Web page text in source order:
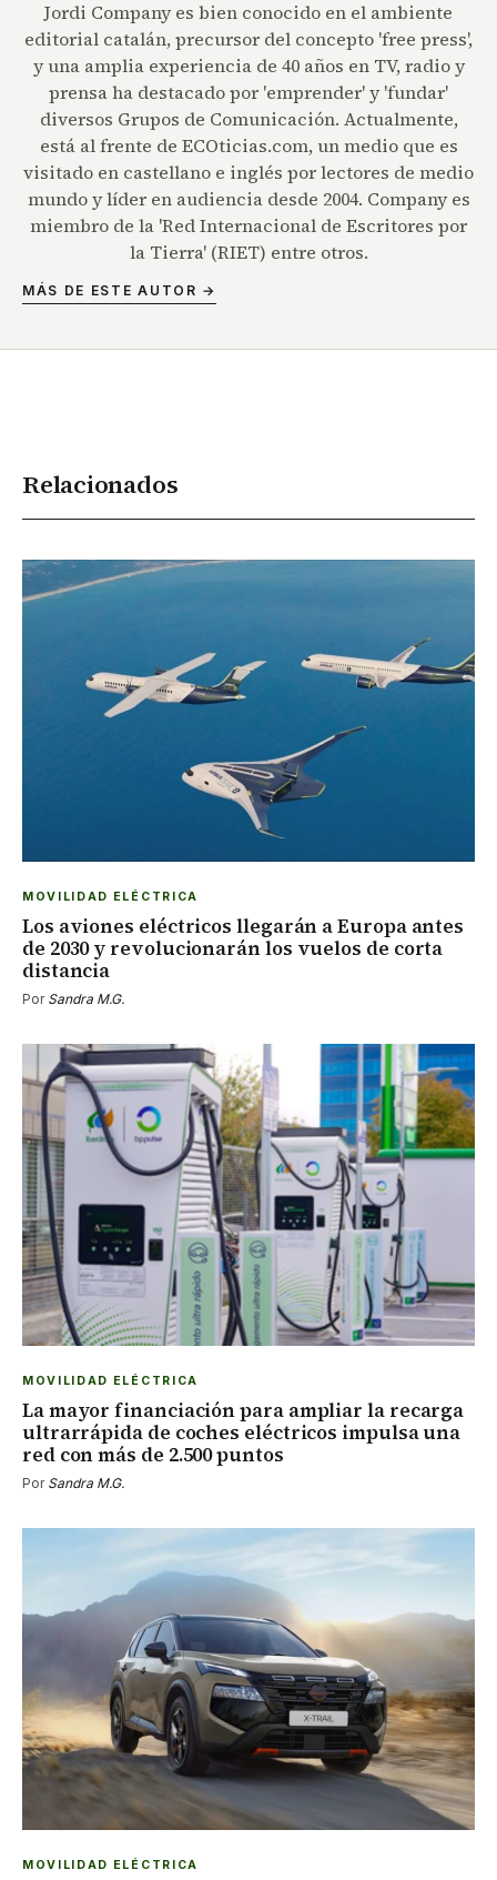
Jordi Company es bien conocido en el ambiente
editorial catalán, precursor del concepto 'free press',
y una amplia experiencia de 40 años en TV, radio y
prensa ha destacado por 'emprender' y 'fundar'
diversos Grupos de Comunicación. Actualmente,
está al frente de ECOticias.com, un medio que es
visitado en castellano e inglés por lectores de medio
mundo y líder en audiencia desde 2004. Company es
miembro de la 'Red Internacional de Escritores por
la Tierra' (RIET) entre otros.
MÁS DE ESTE AUTOR →
Relacionados
MOVILIDAD ELÉCTRICA
Los aviones eléctricos llegarán a Europa antes
de 2030 y revolucionarán los vuelos de corta
distancia
Por Sandra M.G.
MOVILIDAD ELÉCTRICA
La mayor financiación para ampliar la recarga
ultrarrápida de coches eléctricos impulsa una
red con más de 2.500 puntos
Por Sandra M.G.
MOVILIDAD ELÉCTRICA